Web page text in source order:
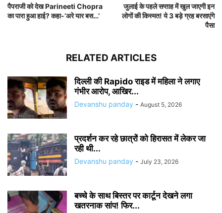
पैपराजी को देख Parineeti Chopra
का पारा हुआ हाई? कहा-‘अरे यार बस…’
जुलाई के पहले सप्ताह में खुल जाएगी इन
लोगों की किस्मत! ये 3 बड़े ग्रह बरसाएंगे
पैसा
RELATED ARTICLES
दिल्ली की Rapido राइड में महिला ने लगाए
गंभीर आरोप, आखिर...
Devanshu panday - August 5, 2026
प्रदर्शन कर रहे छात्रों को हिरासत में लेकर जा
रही थी...
Devanshu panday - July 23, 2026
बच्चे के साथ बिस्तर पर कार्टून देखने लगा
खतरनाक सांप! फिर...